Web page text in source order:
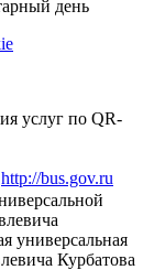
день
услуг по QR-
http://bus.gov.ru
универсальная
Курбатова